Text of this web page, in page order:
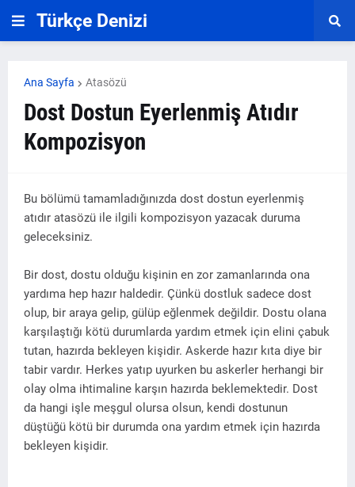
Türkçe Denizi
Ana Sayfa Atasözü
Dost Dostun Eyerlenmiş Atıdır
Kompozisyon
Bu bölümü tamamladığınızda dost dostun eyerlenmiş
atıdır atasözü ile ilgili kompozisyon yazacak duruma
geleceksiniz.
Bir dost, dostu olduğu kişinin en zor zamanlarında ona
yardıma hep hazır haldedir. Çünkü dostluk sadece dost
olup, bir araya gelip, gülüp eğlenmek değildir. Dostu olana
karşılaştığı kötü durumlarda yardım etmek için elini çabuk
tutan, hazırda bekleyen kişidir. Askerde hazır kıta diye bir
tabir vardır. Herkes yatıp uyurken bu askerler herhangi bir
olay olma ihtimaline karşın hazırda beklemektedir. Dost
da hangi işle meşgul olursa olsun, kendi dostunun
düştüğü kötü bir durumda ona yardım etmek için hazırda
bekleyen kişidir.